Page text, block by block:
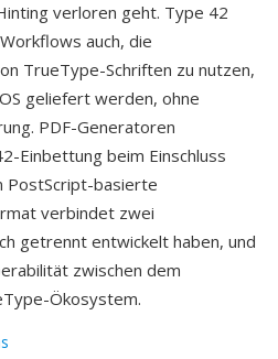
verloren geht. Type 42
auch, die
TrueType-Schriften zu nutzen,
geliefert werden, ohne
PDF-Generatoren
Einbettung beim Einschluss
PostScript-basierte
verbindet zwei
getrennt entwickelt haben, und
zwischen dem
Ökosystem.